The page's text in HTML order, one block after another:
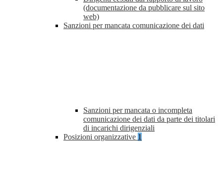
(documentazione da pubblicare sul sito
web)
Sanzioni per mancata comunicazione dei dati
Sanzioni per mancata o incompleta
comunicazione dei dati da parte dei titolari
di incarichi dirigenziali
Posizioni organizzative 1